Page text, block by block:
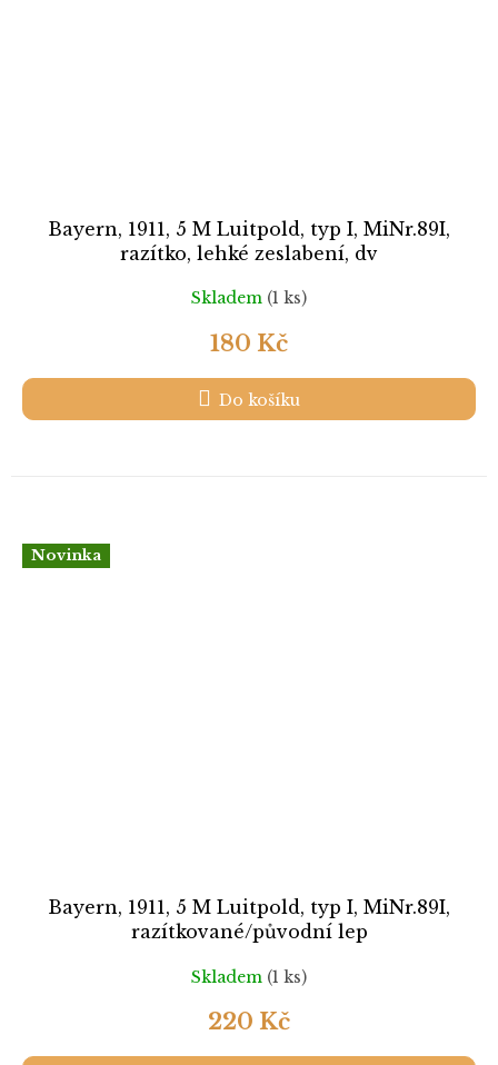
Bayern, 1911, 5 M Luitpold, typ I, MiNr.89I,
razítko, lehké zeslabení, dv
Skladem (1 ks)
180 Kč
Do košíku
Novinka
Bayern, 1911, 5 M Luitpold, typ I, MiNr.89I,
razítkované/původní lep
Skladem (1 ks)
220 Kč